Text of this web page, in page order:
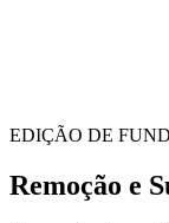
EDIÇÃO DE
Remoção e